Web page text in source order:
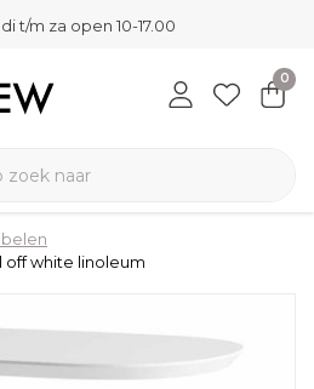
t/m za open 10-17.00
0
off white linoleum